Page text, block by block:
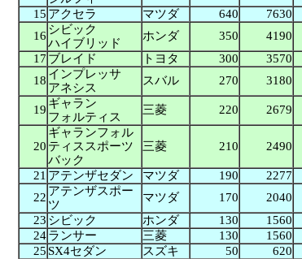
15 アクセラ マツダ 640 7630
16 シビック
ハイブリッド
ホンダ 350 4190
17 ブレイド トヨタ 300 3570
18 インプレッサ
アネシス
スバル 270 3180
19 ギャラン
フォルティス
三菱 220 2679
20
ギャランフォル
ティススポーツ
バック
三菱 210 2490
21 アテンザセダン マツダ 190 2277
22 アテンザスポー
ツ
マツダ 170 2040
23 シビック ホンダ 130 1560
24 ランサー 三菱 130 1560
25 SX4セダン スズキ 50 620